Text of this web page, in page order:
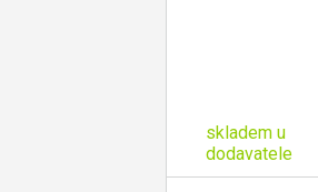
skladem u
dodavatele